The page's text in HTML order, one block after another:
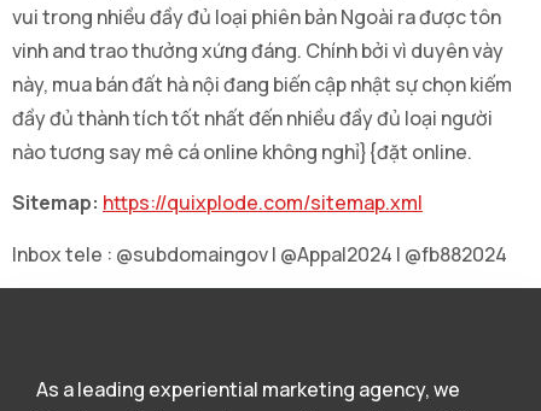
vui trong nhiều đầy đủ loại phiên bản Ngoài ra được tôn
vinh and trao thưởng xứng đáng. Chính bởi vì duyên vày
này, mua bán đất hà nội đang biến cập nhật sự chọn kiếm
đầy đủ thành tích tốt nhất đến nhiều đầy đủ loại người
nào tương say mê cá online không nghỉ}{đặt online.
Sitemap: https://quixplode.com/sitemap.xml
Inbox tele : @subdomaingov | @Appal2024 | @fb882024
As a leading experiential marketing agency, we